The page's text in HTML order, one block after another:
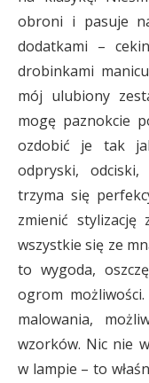
obroni i pasuje
dodatkami –
drobinkami
mój ulubiony
mogę paznokcie
ozdobić je tak
odpryski, odciski,
trzyma się
zmienić
wszystkie się ze
to wygoda,
ogrom
malowania,
wzorków. Nic nie
w lampie – to